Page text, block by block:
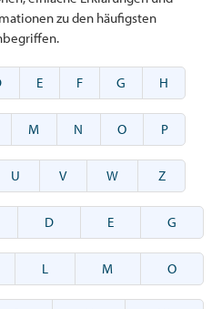
zu den häufigsten
E F G H
M N O P
U V W Z
D E G
L M O